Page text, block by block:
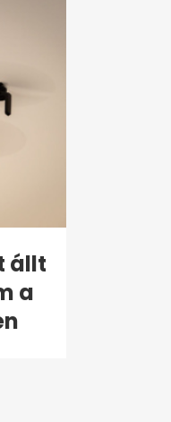
állt
a